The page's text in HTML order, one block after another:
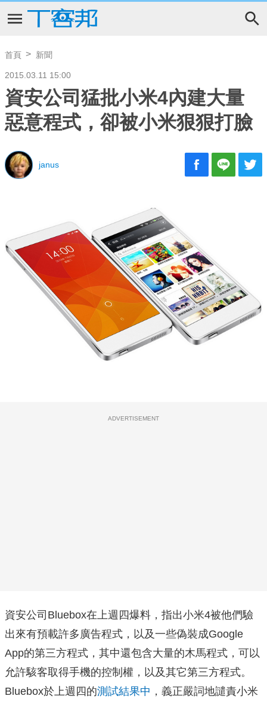
首頁 新聞
2015.03.11 15:00
資安公司猛批小米4內建大量
惡意程式，卻被小米狠狠打臉
janus
ADVERTISEMENT
資安公司Bluebox在上週四爆料，指出小米4被他們驗
出來有預載許多廣告程式，以及一些偽裝成Google
App的第三方程式，其中還包含大量的木馬程式，可以
允許駭客取得手機的控制權，以及其它第三方程式。
Bluebox於上週四的測試結果中 ，義正嚴詞地譴責小米